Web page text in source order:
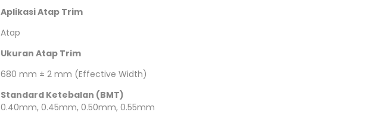
Aplikasi Atap Trimdek
Atap
Ukuran Atap Trimdek
680 mm ± 2 mm (Effective Width)
Standard Ketebalan (BMT)
0.40mm, 0.45mm, 0.50mm, 0.55mm